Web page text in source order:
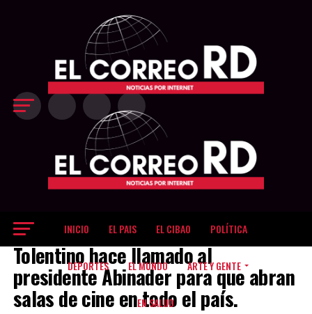
INICIO EL PAIS EL CIBAO POLÍTICA
DEPORTES EL MUNDO ARTE Y GENTE
EN SALUD
ARTE Y GENTE
Tolentino hace llamado al
presidente Abinader para que abran
salas de cine en todo el país.
Exit mobile version